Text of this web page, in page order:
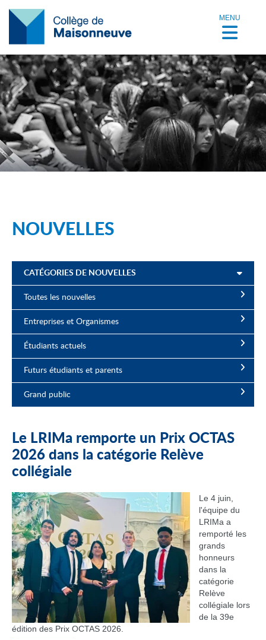
MENU
NOUVELLES
CATÉGORIES DE NOUVELLES
Toutes les nouvelles
Entreprises et Organismes
Étudiants actuels
Futurs étudiants et parents
Grand public
Le LRIMa remporte un Prix OCTAS
2026 dans la catégorie Relève
collégiale
Le 4 juin,
l'équipe du
LRIMa a
remporté les
grands
honneurs
dans la
catégorie
Relève
collégiale lors
de la 39e
édition des Prix OCTAS 2026.